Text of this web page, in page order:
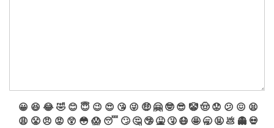
😀 😆 😂🤣 😊 😇 😉 😍 😘 😜 🤑 🤗 🤓 😎 🤡🤠 😟 😕 😖 😫
😩 😤 😠 😡 😲 😳 😱 😴 🙄 🤔 🤥 🤮 🤧 😷 🤩 🥱 🤬 💩 👻 💀